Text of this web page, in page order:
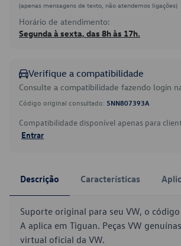
(apenas mensagens de texto, não atendemos ligações)
Horário de atendimento:
Segunda à sexta, das 8h às 17h.
Verifique a compatibilidade
Consulte a compatibilidade fazendo login
Código original consultado: 5NN807393A
Compatibilidade disponível apenas para
Entrar
Descrição Características
Suporte original para seu VW, o
A aplica em Tiguan. Peças VW
virtual oficial da VW.